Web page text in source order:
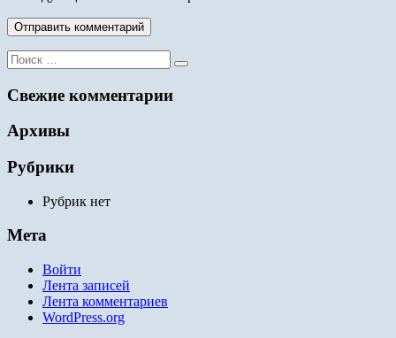
Поиск
для:
Свежие комментарии
Архивы
Рубрики
Рубрик нет
Мета
Войти
Лента записей
Лента комментариев
WordPress.org